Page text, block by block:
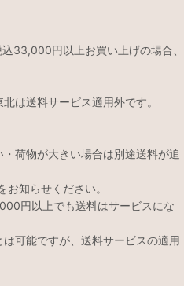
33,000円以上お買い上げの場合、
は送料サービス適用外です。
荷物が大きい場合は別途送料が追
知らせください。
円以上でも送料はサービスにな
可能ですが、送料サービスの適用